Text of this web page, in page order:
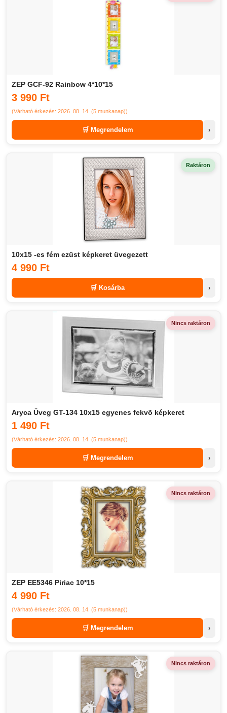
ZEP GCF-92 Rainbow 4*10*15
3 990 Ft
(Várható érkezés: 2026. 08. 14. (5 munkanap))
🛒 Megrendelem ›
Raktáron
10x15 -es fém ezüst képkeret üvegezett
4 990 Ft
🛒 Kosárba ›
Nincs raktáron
Aryca Üveg GT-134 10x15 egyenes fekvõ képkeret
1 490 Ft
(Várható érkezés: 2026. 08. 14. (5 munkanap))
🛒 Megrendelem ›
Nincs raktáron
ZEP EE5346 Piriac 10*15
4 990 Ft
(Várható érkezés: 2026. 08. 14. (5 munkanap))
🛒 Megrendelem ›
Nincs raktáron